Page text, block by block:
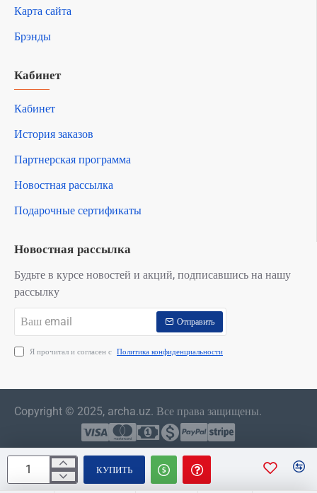
КУПИТЬ
Карта сайта
Брэнды
Кабинет
Кабинет
История заказов
Партнерская программа
Новостная рассылка
Подарочные сертификаты
Новостная рассылка
Будьте в курсе новостей и акций, подписавшись на нашу
рассылку
email
Отправить
Я прочитал и согласен с Политика конфиденциальности
Copyright © 2025, archa.uz. Все права защищены.